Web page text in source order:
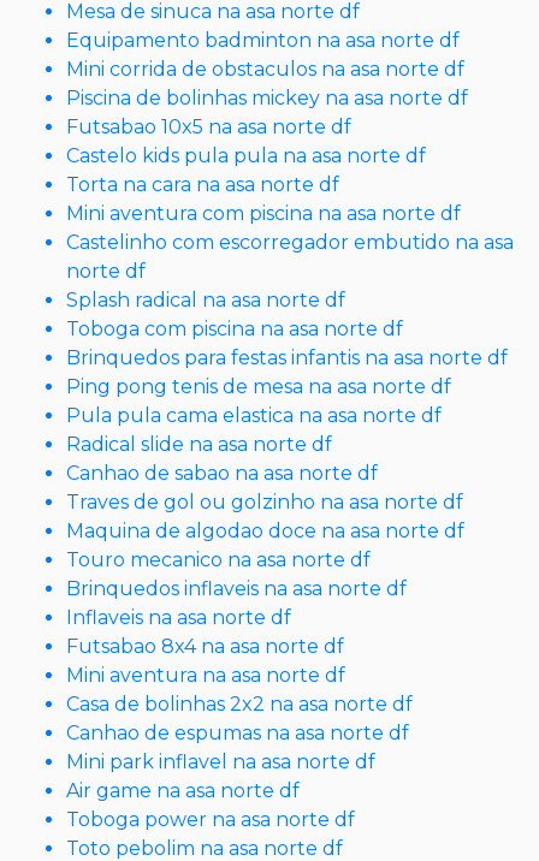
Mesa de sinuca na asa norte df
Equipamento badminton na asa norte df
Mini corrida de obstaculos na asa norte df
Piscina de bolinhas mickey na asa norte df
Futsabao 10x5 na asa norte df
Castelo kids pula pula na asa norte df
Torta na cara na asa norte df
Mini aventura com piscina na asa norte df
Castelinho com escorregador embutido na asa
norte df
Splash radical na asa norte df
Toboga com piscina na asa norte df
Brinquedos para festas infantis na asa norte df
Ping pong tenis de mesa na asa norte df
Pula pula cama elastica na asa norte df
Radical slide na asa norte df
Canhao de sabao na asa norte df
Traves de gol ou golzinho na asa norte df
Maquina de algodao doce na asa norte df
Touro mecanico na asa norte df
Brinquedos inflaveis na asa norte df
Inflaveis na asa norte df
Futsabao 8x4 na asa norte df
Mini aventura na asa norte df
Casa de bolinhas 2x2 na asa norte df
Canhao de espumas na asa norte df
Mini park inflavel na asa norte df
Air game na asa norte df
Toboga power na asa norte df
Toto pebolim na asa norte df